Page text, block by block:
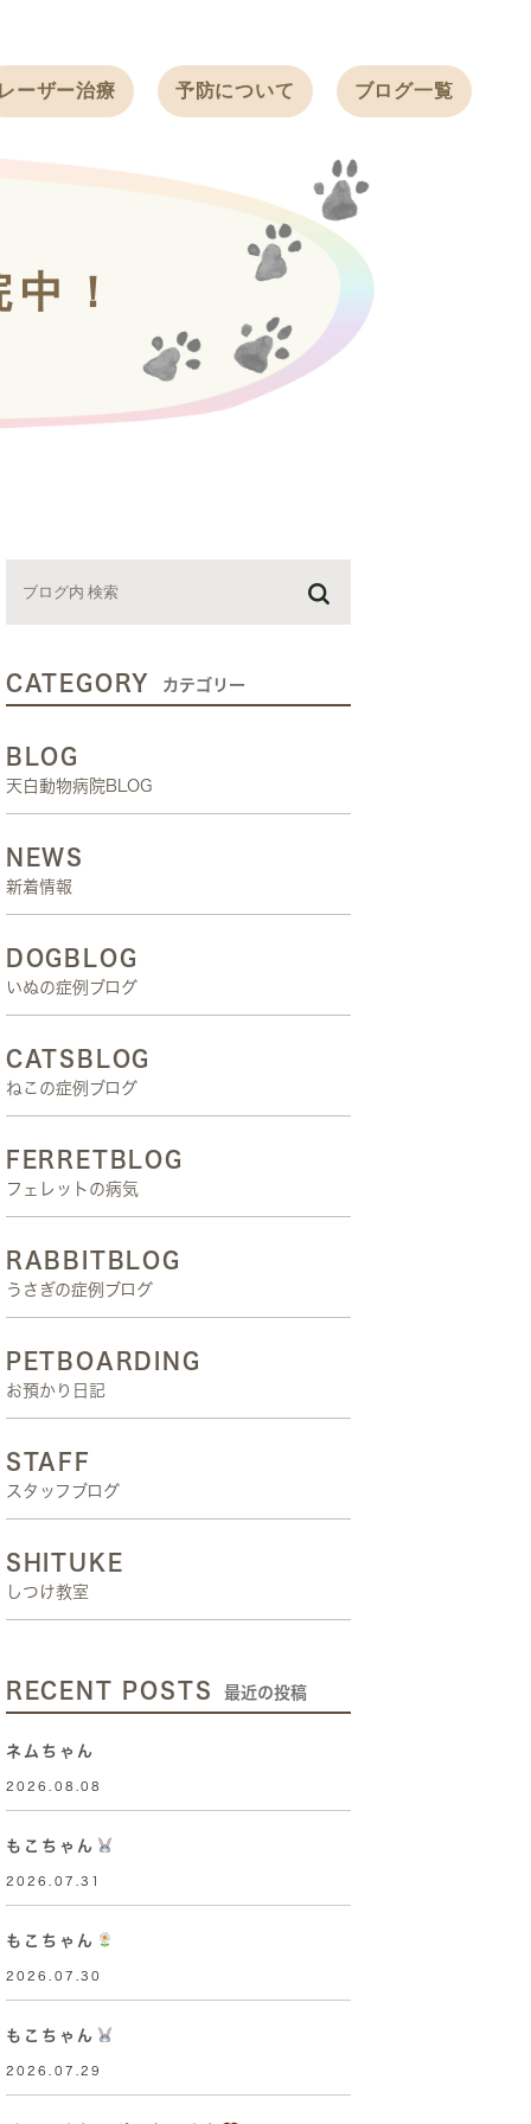
ーザー治療 予防について
感染症予防
フィラリア
ワクチン
ブログ一覧
天白動物病院
BLOG
天白動物病院
NEWS
ワンちゃんの症
例ブログ
ネコちゃんの症
！
CATEGORY カテゴリー
BLOG
天白動物病院BLOG
NEWS
新着情報
DOGBLOG
いぬの症例ブログ
CATSBLOG
ねこの症例ブログ
FERRETBLOG
フェレットの病気
RABBITBLOG
うさぎの症例ブログ
PETBOARDING
お預かり日記
STAFF
スタッフブログ
SHITUKE
しつけ教室
RECENT POSTS 最近の投稿
ネムちゃん
2026.08.08
もこちゃん
2026.07.31
もこちゃん
2026.07.30
もこちゃん
2026.07.29